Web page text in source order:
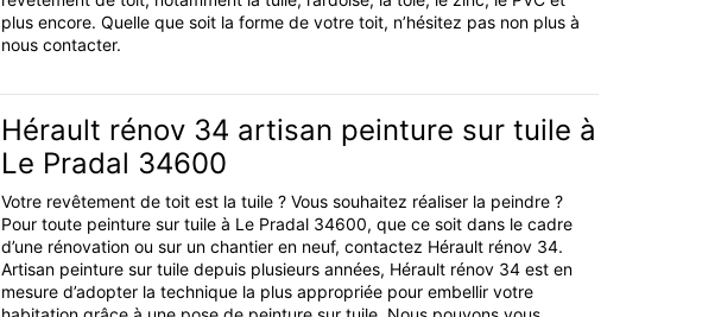
plus encore. Quelle que soit la forme de votre toit, n’hésitez pas non plus à
nous contacter.
Hérault rénov 34 artisan peinture sur tuile à
Le Pradal 34600
Votre revêtement de toit est la tuile ? Vous souhaitez réaliser la peindre ?
Pour toute peinture sur tuile à Le Pradal 34600, que ce soit dans le cadre
d’une rénovation ou sur un chantier en neuf, contactez Hérault rénov 34.
Artisan peinture sur tuile depuis plusieurs années, Hérault rénov 34 est en
mesure d’adopter la technique la plus appropriée pour embellir votre